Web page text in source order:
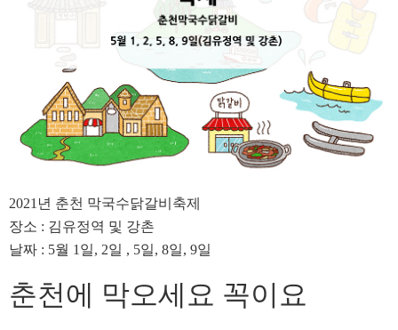
2021년 춘천 막국수닭갈비축제
장소 : 김유정역 및 강촌
날짜 : 5월 1일, 2일 , 5일, 8일, 9일
춘천에 막오세요 꼭이요